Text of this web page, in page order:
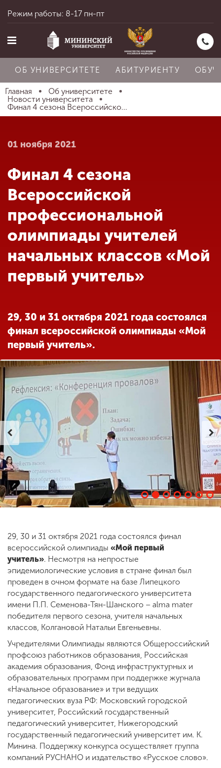
Главная
Абитуриенту
Обучение
Наука
Другие виды
деятельности
Студенческая жизнь
Сведения об
образовательной
организации
ENG SPN
комиссия
+7 (831) 262-26-20
Режим работы: 8-17 пн-пт
ОБ УНИВЕРСИТЕТЕ АБИТУРИЕНТУ
Главная
Об университете
Новости университета
Финал 4 сезона Всероссийско...
01 ноября 2021
Финал 4 сезона
Всероссийской
профессиональной
олимпиады учителей
начальных классов «Мой
первый учитель»
29, 30 и 31 октября 2021 года состоялся
финал всероссийской олимпиады «Мой
первый учитель».
29, 30 и 31 октября 2021 года состоялся финал
всероссийской олимпиады «Мой первый
учитель». Несмотря на непростые
эпидемиологические условия в стране финал был
проведен в очном формате на базе Липецкого
государственного педагогического университета
имени П.П. Семенова-Тян-Шанского – alma mater
победителя первого сезона, учителя начальных
классов, Колгановой Натальи Евгеньевны.
Учредителями Олимпиады являются Общероссийский
профсоюз работников образования, Российская
академия образования, Фонд инфраструктурных и
образовательных программ при поддержке журнала
«Начальное образование» и три ведущих
педагогических вуза РФ: Московский городской
университет, Российский государственный
педагогический университет, Нижегородский
государственный педагогический университет им. К.
Минина. Поддержку конкурса осуществляет группа
компаний РУСНАНО и издательство «Русское слово».